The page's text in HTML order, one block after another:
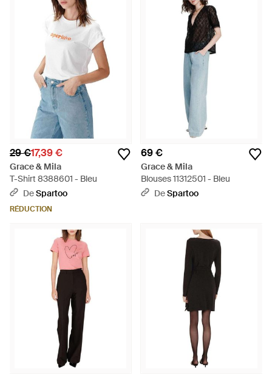
29 €17,39 €
Grace & Mila
T-Shirt 8388601 - Bleu
DeSpartoo
RÉDUCTION
69 €
Grace & Mila
Blouses 11312501 - Bleu
DeSpartoo